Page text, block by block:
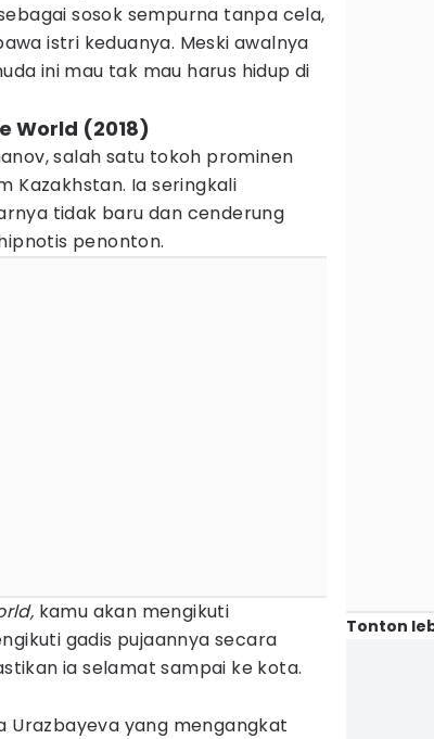
sosok sempurna tanpa cela,
istri keduanya. Meski awalnya
ini mau tak mau harus hidup di
World (2018)
salah satu tokoh prominen
Kazakhstan. Ia seringkali
tidak baru dan cenderung
penonton.
kamu akan mengikuti
gadis pujaannya secara
ia selamat sampai ke kota.
Urazbayeva yang mengangkat
Tonton